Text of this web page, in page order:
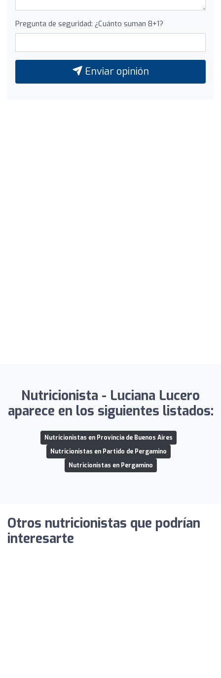
Pregunta de seguridad: ¿Cuánto suman 8+1?
Enviar opinión
Nutricionista - Luciana Lucero
aparece en los siguientes listados:
Nutricionistas en Provincia de Buenos Aires
Nutricionistas en Partido de Pergamino
Nutricionistas en Pergamino
Otros nutricionistas que podrían
interesarte